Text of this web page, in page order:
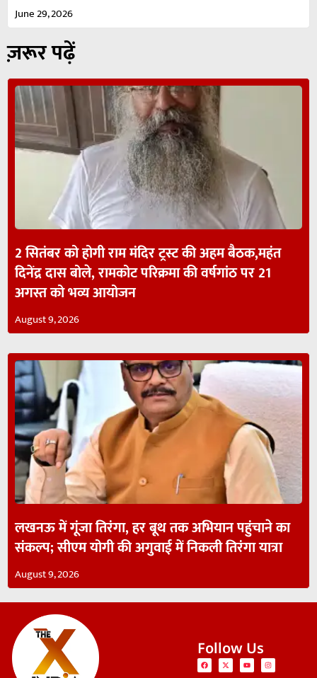
June 29, 2026
ज़रूर पढ़ें
2 सितंबर को होगी राम मंदिर ट्रस्ट की अहम बैठक,महंत
दिनेंद्र दास बोले, रामकोट परिक्रमा की वर्षगांठ पर 21
अगस्त को भव्य आयोजन
August 9, 2026
लखनऊ में गूंजा तिरंगा, हर बूथ तक अभियान पहुंचाने का
संकल्प; सीएम योगी की अगुवाई में निकली तिरंगा यात्रा
August 9, 2026
Follow Us